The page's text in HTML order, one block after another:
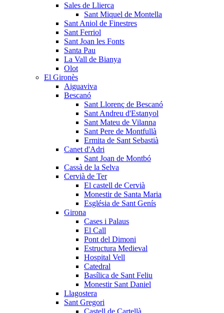
Sales de Llierca
Sant Miquel de Montella
Sant Aniol de Finestres
Sant Ferriol
Sant Joan les Fonts
Santa Pau
La Vall de Bianya
Olot
El Gironès
Aiguaviva
Bescanó
Sant Llorenç de Bescanó
Sant Andreu d'Estanyol
Sant Mateu de Vilanna
Sant Pere de Montfullà
Ermita de Sant Sebastià
Canet d'Adri
Sant Joan de Montbó
Cassà de la Selva
Cervià de Ter
El castell de Cervià
Monestir de Santa Maria
Església de Sant Genís
Girona
Cases i Palaus
El Call
Pont del Dimoni
Estructura Medieval
Hospital Vell
Catedral
Basílica de Sant Feliu
Monestir Sant Daniel
Llagostera
Sant Gregori
Castell de Cartellà